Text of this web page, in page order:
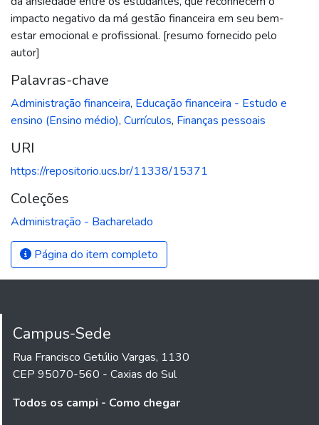
impacto negativo da má gestão financeira em seu bem-
estar emocional e profissional. [resumo fornecido pelo
autor]
Palavras-chave
Administração financeira, Educação financeira - Estudo e
ensino (Ensino médio), Currículos, Finanças pessoais
URI
https://repositorio.ucs.br/11338/15371
Coleções
Administração - Bacharelado
Página do item completo
Campus-Sede
Rua Francisco Getúlio Vargas, 1130
CEP 95070-560 - Caxias do Sul
Todos os campi - Como chegar